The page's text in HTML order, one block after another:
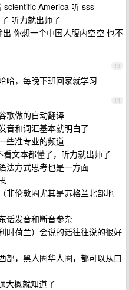
scientific America 听 sss
听力就出师了
你想一个中国人腹内空空 也不
13
哈，每晚下班回家就学习
14
歌做的自动翻译
音和词汇基本就明白了
些准专业的频道
文本都懂了，听力就出师了
法方式思考也是一方面
非伦敦圈尤其是苏格兰北部地
话发音和断音参杂
时荷兰）会说的话往往说的很好
部，黑人圈华人圈，都可以从口
大概就知道了